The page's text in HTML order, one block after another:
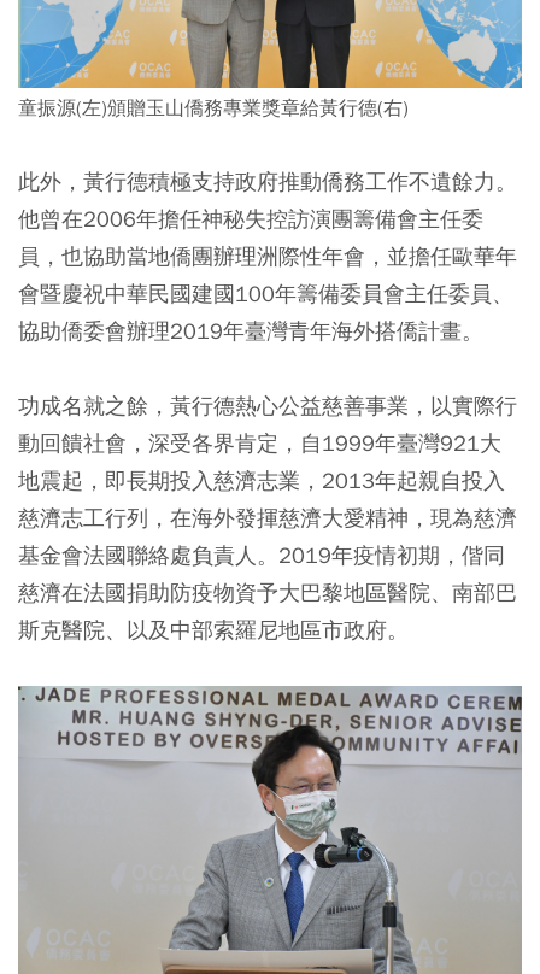
童振源(左)頒贈玉山僑務專業獎章給黃行德(右)
此外，黃行德積極支持政府推動僑務工作不遺餘力。
他曾在2006年擔任神秘失控訪演團籌備會主任委
員，也協助當地僑團辦理洲際性年會，並擔任歐華年
會暨慶祝中華民國建國100年籌備委員會主任委員、
協助僑委會辦理2019年臺灣青年海外搭僑計畫。
功成名就之餘，黃行德熱心公益慈善事業，以實際行
動回饋社會，深受各界肯定，自1999年臺灣921大
地震起，即長期投入慈濟志業，2013年起親自投入
慈濟志工行列，在海外發揮慈濟大愛精神，現為慈濟
基金會法國聯絡處負責人。2019年疫情初期，偕同
慈濟在法國捐助防疫物資予大巴黎地區醫院、南部巴
斯克醫院、以及中部索羅尼地區市政府。